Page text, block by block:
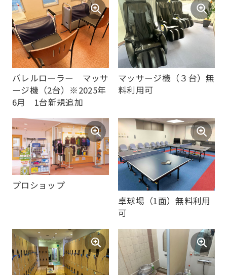
バレルローラー マッサ
ージ機（2台）※2025年
6月 1台新規追加
マッサージ機（３台）無
料利用可
プロショップ
卓球場（1面）無料利用
可